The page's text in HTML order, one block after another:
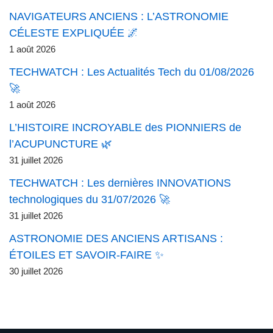
NAVIGATEURS ANCIENS : L’ASTRONOMIE
CÉLESTE EXPLIQUÉE 🌌
1 août 2026
TECHWATCH : Les Actualités Tech du 01/08/2026
🚀
1 août 2026
L’HISTOIRE INCROYABLE des PIONNIERS de
l’ACUPUNCTURE 🌿
31 juillet 2026
TECHWATCH : Les dernières INNOVATIONS
technologiques du 31/07/2026 🚀
31 juillet 2026
ASTRONOMIE DES ANCIENS ARTISANS :
ÉTOILES ET SAVOIR-FAIRE ✨
30 juillet 2026